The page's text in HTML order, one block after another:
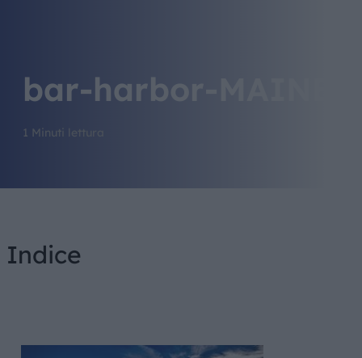
bar-harbor-MAINE
1 Minuti lettura
Indice